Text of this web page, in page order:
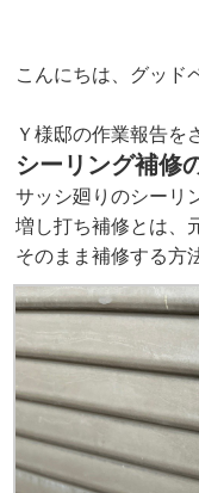
こんにちは、グッド
Ｙ様邸の作業報告を
シーリング補修
サッシ廻りのシーリ
増し打ち補修とは、
そのまま補修する方